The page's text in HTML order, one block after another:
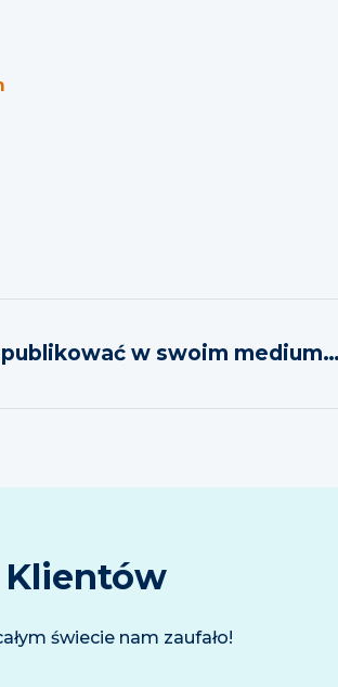
w swoim
Klientów
świecie nam zaufało!